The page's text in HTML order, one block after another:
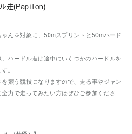
走(Papillon)
んを対象に、50mスプリントと50mハード
ハードル走は途中にいくつかのハードルを
。
競う競技になりますので、走る事やジャン
力で走ってみたい方はぜひご参加くださ